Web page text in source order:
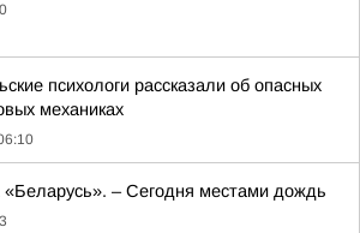
психологи рассказали об опасных
механиках
– Сегодня местами дождь